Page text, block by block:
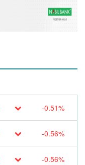
-0.51%
-0.56%
-0.56%